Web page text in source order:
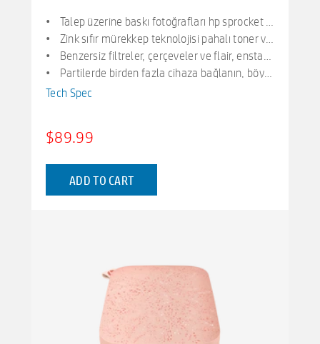
Talep üzerine baskı fotoğrafları hp sprocket 2nd edition yazıcı, akıllı telefonunuzdan veya sosyal medyadan 2 ”x 3” fotoğraf yazdırır. Ios 10 artı ve android 5 artı, bluetooth 5.2 için
Zink sıfır mürekkep teknolojisi pahalı toner veya şerit değiştirmeleri yok. Parlak yapışkan arka fotoğraf kağıdı suya, lekelere ve gözyaşlarına karşı inanılmaz direnç için içine gömülü renklere sahiptir
Benzersiz filtreler, çerçeveler ve flair, enstantlarınızı ücretsiz hp uygulamasında serin düzenleme araçlarıyla özelleştirin. Çıkartmalar, sınırlar ve emojiler uygulayın, albümleri paylaşın.
Partilerde birden fazla cihaza bağlanın, böylece arkadaşlar anında paylaşılabilir fotoğraflar basabilir-aynı zamanda. Kişiselleştirilmiş led ışığı kimin baskı yaptığını bilmenizi sağlar
İnce, taşınabilir tasarım kablosuz cep boyutunda şarj edilebilir yazıcı, sırt çantanızda, çantanızda veya cebinizde taşıyabilecek kadar compact kttır. 35 baskı/şarj ile mikro usb şarj kablosu
Tech Spec
$89.99
ADD TO CART